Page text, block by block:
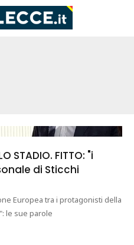
STADIO. FITTO: "i
di Sticchi
Europea tra i protagonisti della
le sue parole